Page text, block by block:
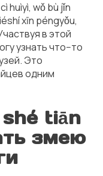
huìyì, wǒ bù jǐn
xīn péngyǒu,
в этой
узнать что−то
Это
одним
shé tiān
змею